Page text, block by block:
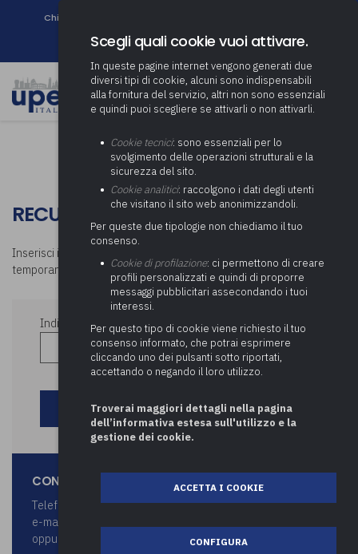
Chi siamo
Newsletter
RECUPERA PASSWORD
Inserisci il tuo indirizzo e-mail per ricevere una nuova password
temporanea
Indirizzo e-mail
CONTATTA LO STAFF UPEL
Telefono 0332 2870 64
e-mail upel@upel.va.it
oppure attraverso il seguente form:
Scegli quali cookie vuoi attivare.
In queste pagine internet vengono generati due
diversi tipi di cookie, alcuni sono indispensabili
alla fornitura del servizio, altri non sono essenziali
e quindi puoi scegliere se attivarli o non attivarli.
Cookie tecnici: sono essenziali per lo
svolgimento delle operazioni strutturali e la
sicurezza del sito.
Cookie analitici: raccolgono i dati degli utenti
che visitano il sito web anonimizzandoli.
Per queste due tipologie non chiediamo il tuo
consenso.
Cookie di profilazione: ci permettono di creare
profili personalizzati e quindi di proporre
messaggi pubblicitari assecondando i tuoi
interessi.
Per questo tipo di cookie viene richiesto il tuo
consenso informato, che potrai esprimere
cliccando uno dei pulsanti sotto riportati,
accettando o negando il loro utilizzo.
Troverai maggiori dettagli nella pagina
dell’informativa estesa sull'utilizzo e la
gestione dei cookie.
ACCETTA I COOKIE
CONFIGURA